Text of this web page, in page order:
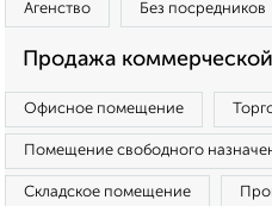
Агенство Без посредников
Продажа
Офисное помещение
Помещение свободного
Складское помещение